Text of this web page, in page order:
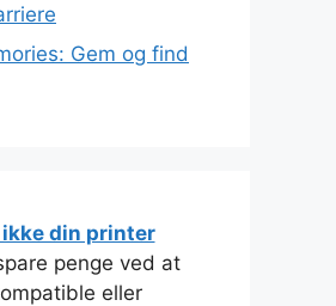
Gem og find
din printer
penge ved at
eller